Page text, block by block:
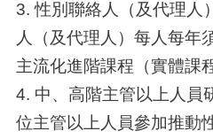
3. 性別聯絡人（及代理人
人（及代理人）每人每年
主流化進階課程（實體課
4. 中、高階主管以上人員
位主管以上人員參加推動